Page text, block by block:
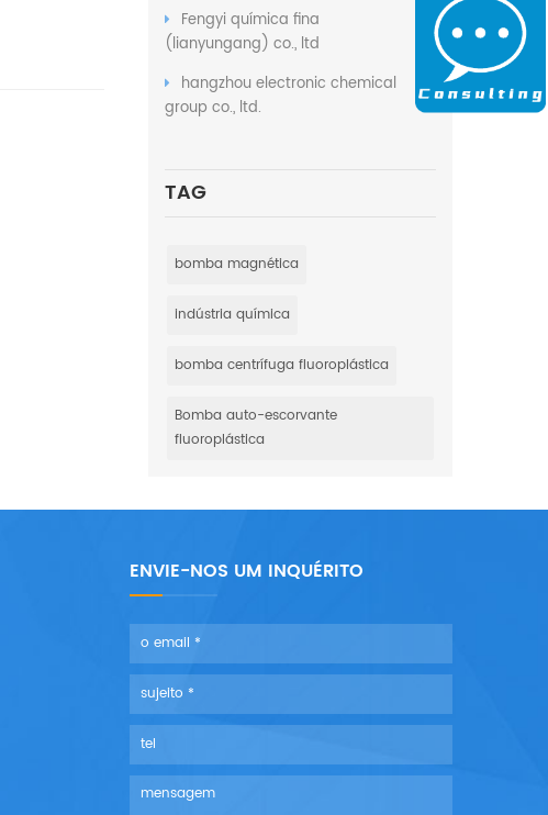
Fengyi química fina
(lianyungang) co., ltd
hangzhou electronic chemical
group co., ltd.
TAG
bomba magnética
indústria química
bomba centrífuga fluoroplástica
Bomba auto-escorvante
fluoroplástica
ENVIE-NOS UM INQUÉRITO